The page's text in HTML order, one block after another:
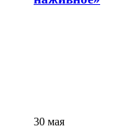
30 мая